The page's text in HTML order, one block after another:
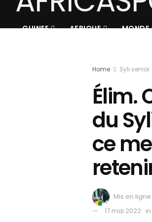
GUINEE AFRIQUE MONDE
Home Syli senior
Élim.
du
ce
Mis en
17 mai 2022 in